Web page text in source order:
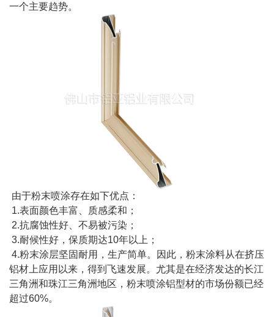
一个主要趋势。
由于粉末喷涂存在如下优点：
1.表面颜色丰富、质感柔和；
2.抗腐蚀性好、不易被污染；
3.耐候性好，保质期达10年以上；
4.粉末涂层坚固耐用，生产简单。因此，粉末涂料从在挤压
铝材上应用以来，得到飞速发展。尤其是在经济发达的长江
三角洲和珠江三角洲地区，粉末喷涂铝型材的市场份额已经
超过60%。